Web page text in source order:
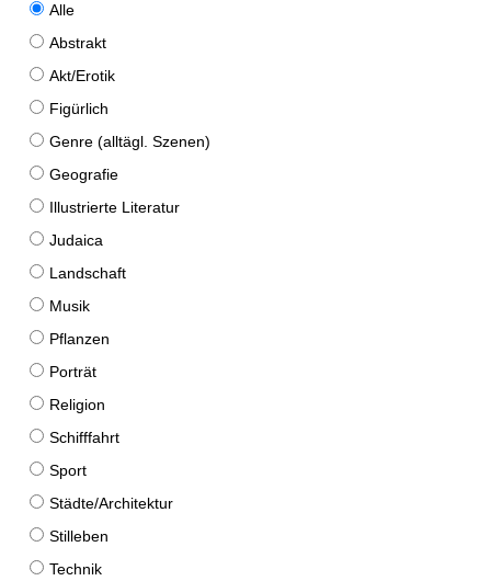
Alle
Abstrakt
Akt/Erotik
Figürlich
Genre (alltägl. Szenen)
Geografie
Illustrierte Literatur
Judaica
Landschaft
Musik
Pflanzen
Porträt
Religion
Schifffahrt
Sport
Städte/Architektur
Stilleben
Technik